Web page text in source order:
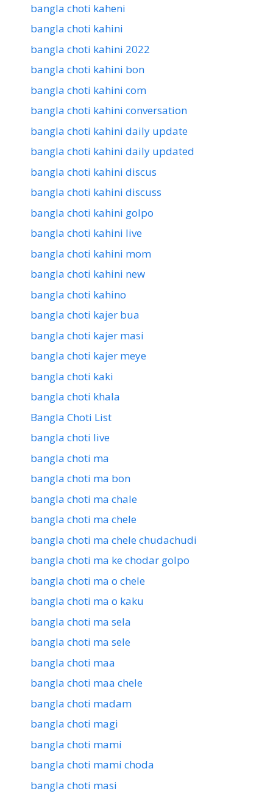
bangla choti kaheni
bangla choti kahini
bangla choti kahini 2022
bangla choti kahini bon
bangla choti kahini com
bangla choti kahini conversation
bangla choti kahini daily update
bangla choti kahini daily updated
bangla choti kahini discus
bangla choti kahini discuss
bangla choti kahini golpo
bangla choti kahini live
bangla choti kahini mom
bangla choti kahini new
bangla choti kahino
bangla choti kajer bua
bangla choti kajer masi
bangla choti kajer meye
bangla choti kaki
bangla choti khala
Bangla Choti List
bangla choti live
bangla choti ma
bangla choti ma bon
bangla choti ma chale
bangla choti ma chele
bangla choti ma chele chudachudi
bangla choti ma ke chodar golpo
bangla choti ma o chele
bangla choti ma o kaku
bangla choti ma sela
bangla choti ma sele
bangla choti maa
bangla choti maa chele
bangla choti madam
bangla choti magi
bangla choti mami
bangla choti mami choda
bangla choti masi